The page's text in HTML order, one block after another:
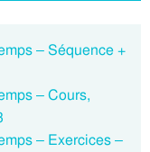
– Séquence +
– Cours,
– Exercices –